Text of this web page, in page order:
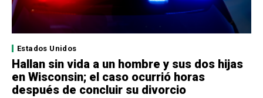
Estados Unidos
Hallan sin vida a un hombre y sus dos hijas
en Wisconsin; el caso ocurrió horas
después de concluir su divorcio